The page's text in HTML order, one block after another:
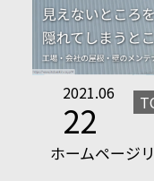
2021.06
22
ホームページ